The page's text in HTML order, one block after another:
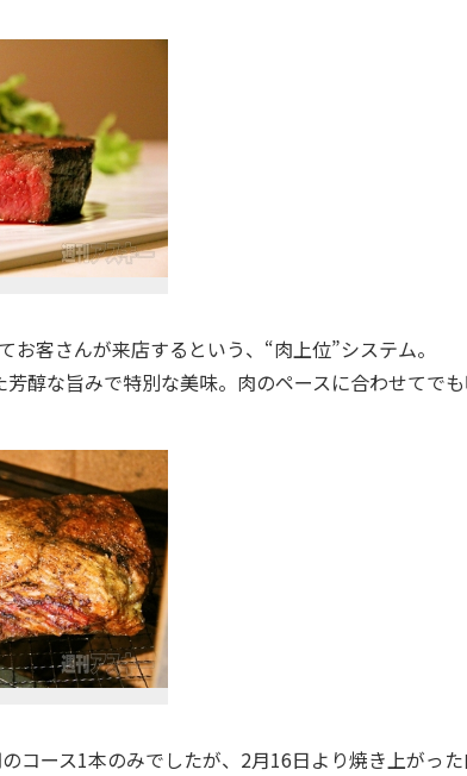
客さんが来店するという、“肉上位”システム。
醇な旨みで特別な美味。肉のペースに合わせてで
コース1本のみでしたが、2月16日より焼き上がっ